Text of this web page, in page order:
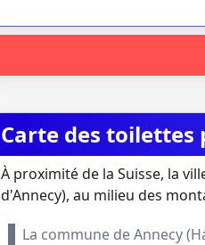
Carte des toilettes
À proximité de la Suisse, la
d'Annecy), au milieu des
La commune deAnnecy(